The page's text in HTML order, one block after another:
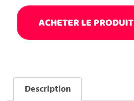
ACHETER LE PRODUIT
Description